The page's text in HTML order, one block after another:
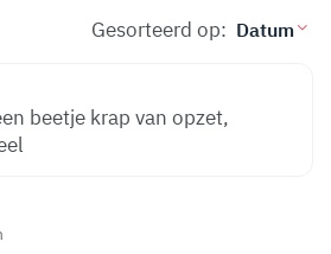
Gesorteerd op:
beetje krap van opzet,